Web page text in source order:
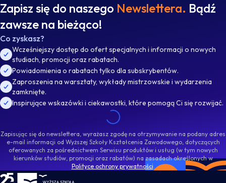
Zapisz się do naszego Newslettera. Bądź
zawsze na bieżąco!
Co zyskasz?
Wcześniejszy dostęp do ofert specjalnych i informacji o nowych
studiach, promocji oraz rabatach.
Powiadomienia o rabatach tylko dla subskrybentów.
Zaproszenia na warsztaty, wykłady mistrzowskie i wydarzenia
zamknięte.
Inspirujące wskazówki i ciekawostki, które pomogą Ci się rozwijać.
Zapisując się do newslettera, wyrażasz zgodę na otrzymywanie na podany adres
e-mail informacji od Wyższej Szkoły Kształcenia Zawodowego, dotyczących
oferowanych za pośrednictwem Serwisu produktów i usług (w tym nowych
kierunków studiów, promocji oraz rabatów) na zasadach określonych w
Polityce ochrony prywatności.
WSKZ - strona główna